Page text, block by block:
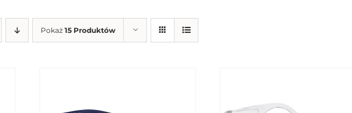
Pokaż 15 Produktów